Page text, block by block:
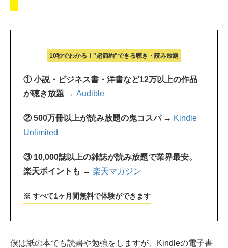
10秒でわかる！"超節約"できる聴き・読み放題
① 小説・ビジネス書・洋書など12万以上の作品
が聴き放題 → Audible
② 500万冊以上が読み放題の鬼コスパ → Kindle
Unlimited
③ 10,000誌以上の雑誌が読み放題で業界最安。
楽天ポイントも → 楽天マガジン
※ すべて1ヶ月間無料で体験ができます
僕は紙の本でも読書や勉強をしますが、Kindleの電子書